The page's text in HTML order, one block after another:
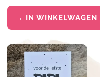
→ IN WINKELWAGEN